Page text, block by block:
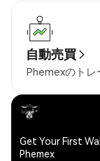
自動売買
Phemexのトレ
Get Your First
Phemex